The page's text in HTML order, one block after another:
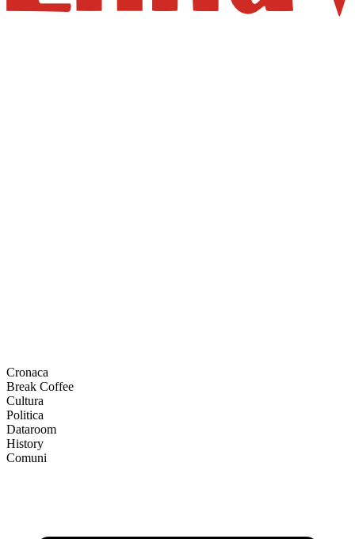
Cronaca
Break Coffee
Cultura
Politica
Dataroom
History
Comuni